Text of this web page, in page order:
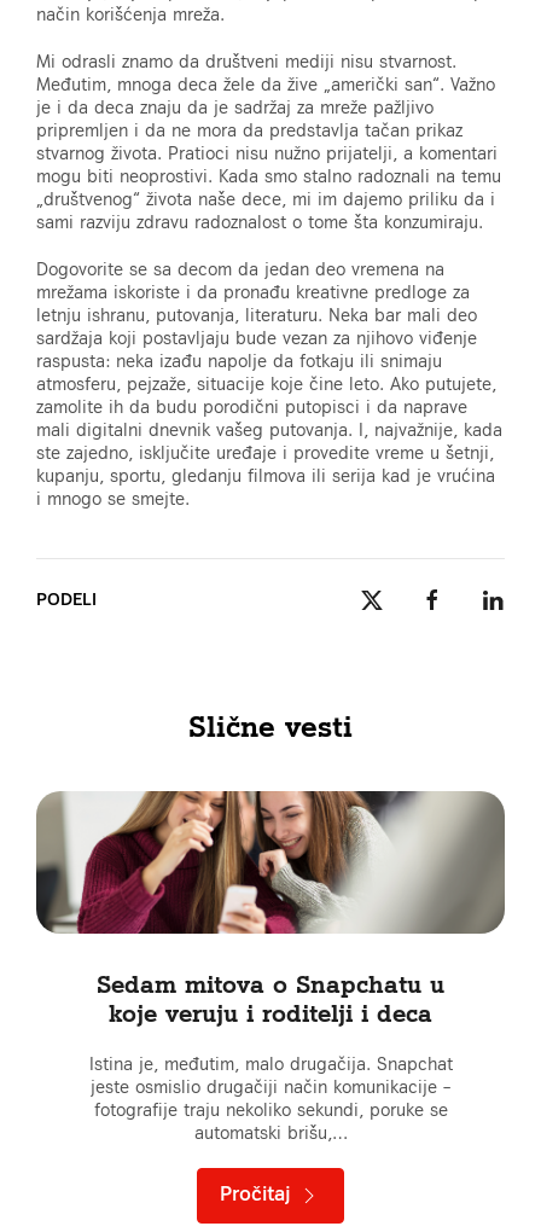
način korišćenja mreža.
Mi odrasli znamo da društveni mediji nisu stvarnost.
Međutim, mnoga deca žele da žive „američki san“. Važno
je i da deca znaju da je sadržaj za mreže pažljivo
pripremljen i da ne mora da predstavlja tačan prikaz
stvarnog života. Pratioci nisu nužno prijatelji, a komentari
mogu biti neoprostivi. Kada smo stalno radoznali na temu
„društvenog“ života naše dece, mi im dajemo priliku da i
sami razviju zdravu radoznalost o tome šta konzumiraju.
Dogovorite se sa decom da jedan deo vremena na
mrežama iskoriste i da pronađu kreativne predloge za
letnju ishranu, putovanja, literaturu. Neka bar mali deo
sardžaja koji postavljaju bude vezan za njihovo viđenje
raspusta: neka izađu napolje da fotkaju ili snimaju
atmosferu, pejzaže, situacije koje čine leto. Ako putujete,
zamolite ih da budu porodični putopisci i da naprave
mali digitalni dnevnik vašeg putovanja. I, najvažnije, kada
ste zajedno, isključite uređaje i provedite vreme u šetnji,
kupanju, sportu, gledanju filmova ili serija kad je vrućina
i mnogo se smejte.
PODELI
Slične vesti
Sedam mitova o Snapchatu u
koje veruju i roditelji i deca
Istina je, međutim, malo drugačija. Snapchat
jeste osmislio drugačiji način komunikacije –
fotografije traju nekoliko sekundi, poruke se
automatski brišu,…
Pročitaj